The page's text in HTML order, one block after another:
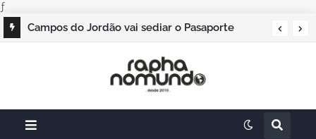
ƒ
Campos do Jordão vai sediar o Pasaporte